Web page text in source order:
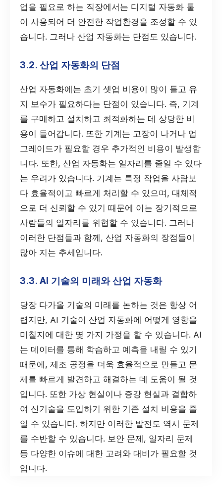
업을 필요로 하는 직장에서는 디지털 자동화 툴
이 사용되어 더 안전한 작업환경을 조성할 수 있
습니다. 그러나 산업 자동화는 단점도 있습니다.
3.2. 산업 자동화의 단점
산업 자동화에는 초기 셋업 비용이 많이 들고 유
지 보수가 필요하다는 단점이 있습니다. 즉, 기계
를 구매하고 설치하고 최적화하는 데 상당한 비
용이 들어갑니다. 또한 기계는 고장이 나거나 업
그레이드가 필요할 경우 추가적인 비용이 발생합
니다. 또한, 산업 자동화는 일자리를 줄일 수 있다
는 우려가 있습니다. 기계는 특정 작업을 사람보
다 효율적이고 빠르게 처리할 수 있으며, 대체적
으로 더 신뢰할 수 있기 때문에 이는 장기적으로
사람들의 일자리를 위협할 수 있습니다. 그러나
이러한 단점들과 함께, 산업 자동화의 장점들이
많아 지는 추세입니다.
3.3. AI 기술의 미래와 산업 자동화
당장 다가올 기술의 미래를 논하는 것은 항상 어
렵지만, AI 기술이 산업 자동화에 어떻게 영향을
미칠지에 대한 몇 가지 가정을 할 수 있습니다. AI
는 데이터를 통해 학습하고 예측을 내릴 수 있기
때문에, 제조 공정을 더욱 효율적으로 만들고 문
제를 빠르게 발견하고 해결하는 데 도움이 될 것
입니다. 또한 가상 현실이나 증강 현실과 결합하
여 신기술을 도입하기 위한 기존 설치 비용을 줄
일 수 있습니다. 하지만 이러한 발전도 역시 문제
를 수반할 수 있습니다. 보안 문제, 일자리 문제
등 다양한 이슈에 대한 고려와 대비가 필요할 것
입니다.